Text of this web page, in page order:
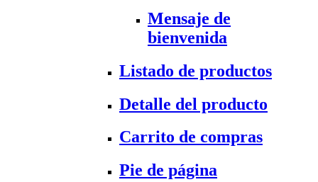
Mensaje de
bienvenida
Listado de productos
Detalle del producto
Carrito de compras
Pie de página